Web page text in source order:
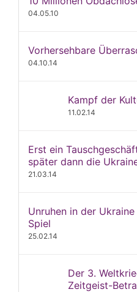
04.05.10
Vorhersehbare
04.10.14
Kampf der
11.02.14
Erst ein
später dann die
21.03.14
Unruhen in der
Spiel
25.02.14
Der 3.
Zeitgeist-